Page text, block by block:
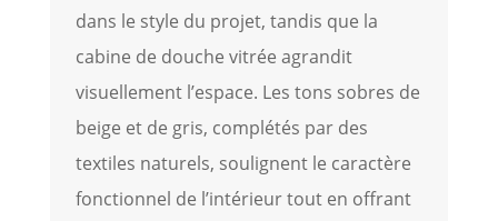
dans le style du projet, tandis que la
cabine de douche vitrée agrandit
visuellement l’espace. Les tons sobres de
beige et de gris, complétés par des
textiles naturels, soulignent le caractère
fonctionnel de l’intérieur tout en offrant